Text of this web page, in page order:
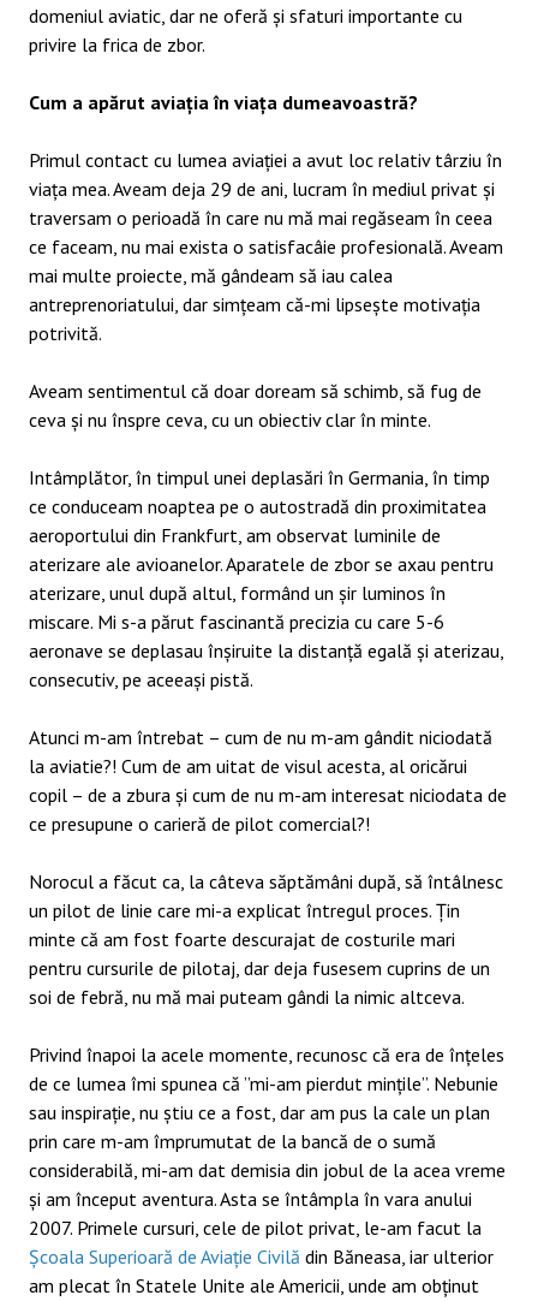
domeniul aviatic, dar ne oferă și sfaturi importante cu
privire la frica de zbor.
Cum a apărut aviația în viața dumeavoastră?
Primul contact cu lumea aviației a avut loc relativ târziu în
viața mea. Aveam deja 29 de ani, lucram în mediul privat și
traversam o perioadă în care nu mă mai regăseam în ceea
ce faceam, nu mai exista o satisfacâie profesională. Aveam
mai multe proiecte, mă gândeam să iau calea
antreprenoriatului, dar simțeam că-mi lipsește motivația
potrivită.
Aveam sentimentul că doar doream să schimb, să fug de
ceva și nu înspre ceva, cu un obiectiv clar în minte.
Intâmplător, în timpul unei deplasări în Germania, în timp
ce conduceam noaptea pe o autostradă din proximitatea
aeroportului din Frankfurt, am observat luminile de
aterizare ale avioanelor. Aparatele de zbor se axau pentru
aterizare, unul după altul, formând un șir luminos în
miscare. Mi s-a părut fascinantă precizia cu care 5-6
aeronave se deplasau înșiruite la distanță egală și aterizau,
consecutiv, pe aceeași pistă.
Atunci m-am întrebat – cum de nu m-am gândit niciodată
la aviatie?! Cum de am uitat de visul acesta, al oricărui
copil – de a zbura și cum de nu m-am interesat niciodata de
ce presupune o carieră de pilot comercial?!
Norocul a făcut ca, la câteva săptămâni după, să întâlnesc
un pilot de linie care mi-a explicat întregul proces. Țin
minte că am fost foarte descurajat de costurile mari
pentru cursurile de pilotaj, dar deja fusesem cuprins de un
soi de febră, nu mă mai puteam gândi la nimic altceva.
Privind înapoi la acele momente, recunosc că era de înțeles
de ce lumea îmi spunea că ”mi-am pierdut mințile”. Nebunie
sau inspirație, nu știu ce a fost, dar am pus la cale un plan
prin care m-am împrumutat de la bancă de o sumă
considerabilă, mi-am dat demisia din jobul de la acea vreme
și am început aventura. Asta se întâmpla în vara anului
2007. Primele cursuri, cele de pilot privat, le-am facut la
Școala Superioară de Aviație Civilă din Băneasa, iar ulterior
am plecat în Statele Unite ale Americii, unde am obținut